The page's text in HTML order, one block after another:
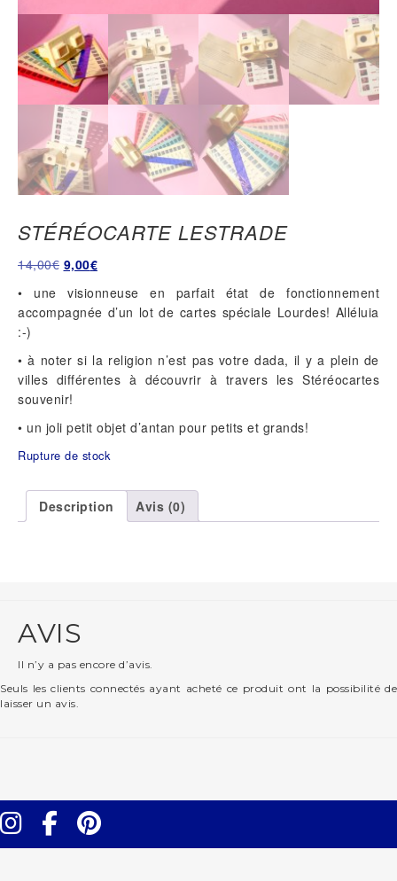
STÉRÉOCARTE LESTRADE
14,00€ Le
initial
était :
9,00€Le
actuel
est :
• une visionneuse en parfait état de fonctionnement
accompagnée d’un lot de cartes spéciale Lourdes! Alléluia
:-)
• à noter si la religion n’est pas votre dada, il y a plein de
villes différentes à découvrir à travers les Stéréocartes
souvenir!
• un joli petit objet d’antan pour petits et grands!
Rupture de stock
Description Avis (0)
AVIS
Il n’y a pas encore d’avis.
Seuls les clients connectés ayant acheté ce produit ont la possibilité de
laisser un avis.
InstagramFacebookPinterest